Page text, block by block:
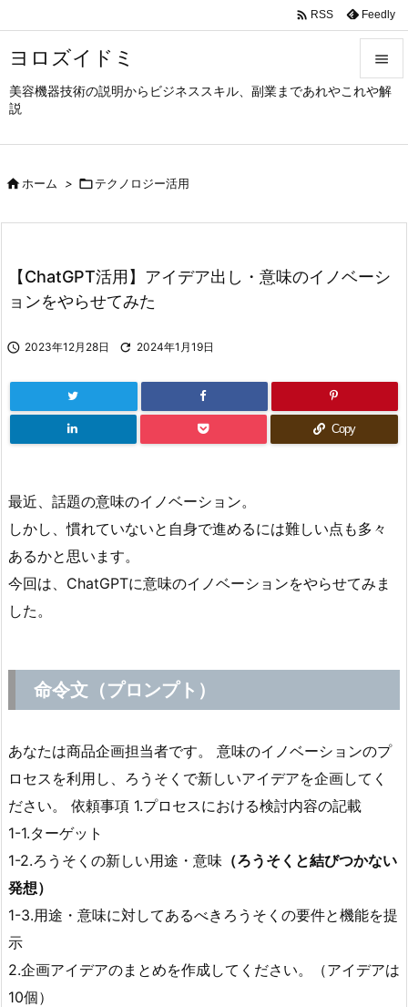
ヨロズイドミ
美容機器技術の説明からビジネススキル、副業まであれやこれや解
説




 RSS Feedly
ホーム > テクノロジー活用
【ChatGPT活用】アイデア出し・意味のイノベーシ
ョンをやらせてみた
 2023年12月28日  2024年1月19日
Copy
最近、話題の意味のイノベーション。
しかし、慣れていないと自身で進めるには難しい点も多々
あるかと思います。
今回は、ChatGPTに意味のイノベーションをやらせてみま
した。
命令文（プロンプト）
あなたは商品企画担当者です。 意味のイノベーションのプ
ロセスを利用し、ろうそくで新しいアイデアを企画してく
ださい。 依頼事項 1.プロセスにおける検討内容の記載
1-1.ターゲット
1-2.ろうそくの新しい用途・意味 （ろうそくと結びつかない
発想）
1-3.用途・意味に対してあるべきろうそくの要件と機能を提
示
2.企画アイデアのまとめを作成してください。（アイデアは
10個）